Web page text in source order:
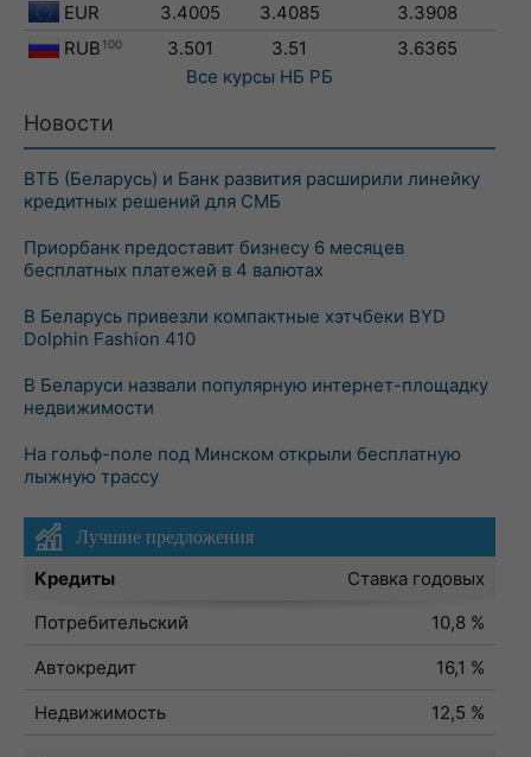
EUR
3.4005 3.4085
3.3908
RUB 100 3.501 3.51
3.6365
Все курсы НБ РБ
Новости
ВТБ (Беларусь) и Банк развития расширили линейку
кредитных решений для СМБ
Приорбанк предоставит бизнесу 6 месяцев
бесплатных платежей в 4 валютах
В Беларусь привезли компактные хэтчбеки BYD
Dolphin Fashion 410
В Беларуси назвали популярную интернет-площадку
недвижимости
На гольф-поле под Минском открыли бесплатную
лыжную трассу
Лучшие предложения
Кредиты
Ставка годовых
Потребительский
10,8 %
Автокредит
16,1 %
Недвижимость
12,5 %